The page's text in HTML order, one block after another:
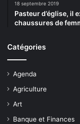
18 septembre 2019
Pasteur d’église, il
chaussures de
Catégories
Agenda
Agriculture
Art
Banque et Finances